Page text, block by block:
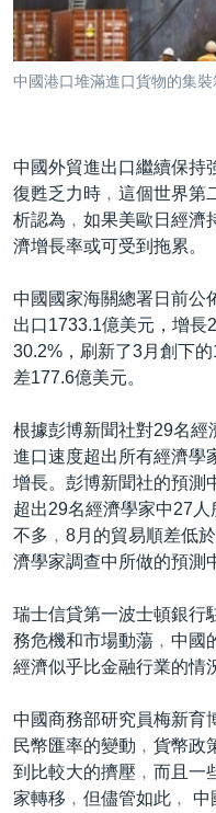
到
檢
索
國際
經貿
VOA 60秒 (國際)
美國專訊
視頻存檔
YOUTUBE頻道
時事經緯
新聞音頻
海外港人
港人港心
美國透視
建國史話
國語
關注我們
其他語言網站
中國港口堆滿進口貨物的集裝
中國外貿進出口繼續保持
復甦乏力時﹐這個世界第
析認為﹐如果美歐日經濟
濟增長率或可受到拖累。
中國國家海關總署日前公
出口1733.1億美元，增長
30.2%，刷新了3月創下
差177.6億美元。
根據彭博新聞社對29名經
進口速度超出所有經濟學
增長。彭博新聞社的預測
超出29名經濟學家中27人
不多﹐8月的貿易順差低
濟學家調查中所做的預測
瑞士信貸第一波士頓銀行
務危機和市場動蕩﹐中國
經濟似乎比金融行業的情
中國商務部研究員梅新育
民幣匯率的變動﹐貨幣政
到比較大的擠壓﹐而且一
家轉移﹐但儘管如此﹐